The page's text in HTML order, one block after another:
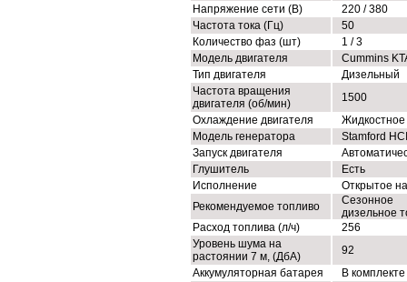
Напряжение сети (В)
220 / 380
Частота тока (Гц)
50
Количество фаз (шт)
1 / 3
Модель двигателя
Cummins
Тип двигателя
Дизельный
Частота вращения
двигателя (об/мин)
1500
Охлаждение двигателя
Жидкостное
Модель генератора
Stamford
Запуск двигателя
Глушитель
Есть
Исполнение
Открытое
Рекомендуемое топливо
Сезонное
дизельное
Расход топлива (л/ч)
256
Уровень шума на
растоянии 7 м, (ДбА)
92
Аккумуляторная батарея
В комплекте